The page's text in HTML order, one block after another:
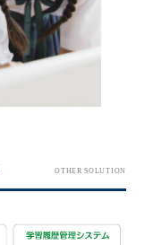
OTHER SOLUTION